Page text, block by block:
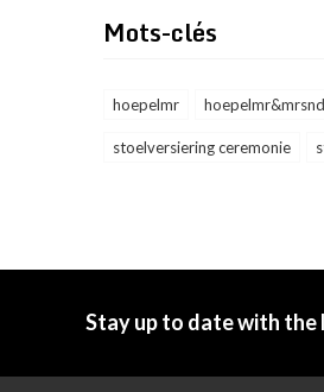
Mots-clés
hoepelmr
stoelversiering ceremonie
Stay up to date with